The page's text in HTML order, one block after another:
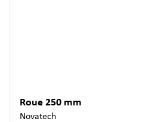
Roue 250 mm
Novatech